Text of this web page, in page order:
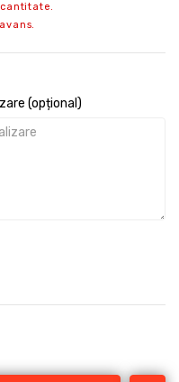
(opțional)